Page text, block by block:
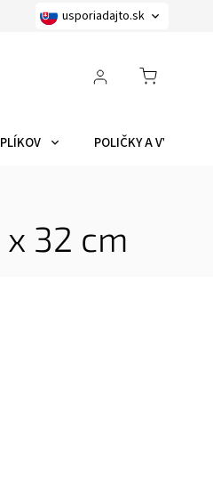
usporiadajto.sk
POLIČKY A
32 cm